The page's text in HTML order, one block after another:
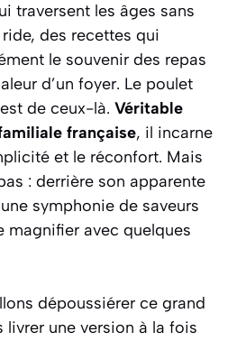
traversent les âges sans
des recettes qui
le souvenir des repas
d’un foyer. Le poulet
de ceux-là. Véritable
française, il incarne
et le réconfort. Mais
: derrière son apparente
symphonie de saveurs
magnifier avec quelques
dépoussiérer ce grand
livrer une version à la fois